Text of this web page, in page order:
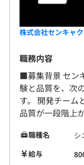
株式会社センキャク
職務内容
■募集背景 セン
験と品質を、次
す。 開発チーム
品質が一段階上
職種名
シ
給与